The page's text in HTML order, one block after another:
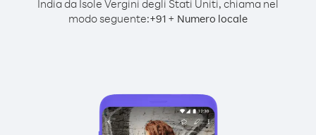
India da Isole Vergini degli Stati Uniti, chiama nel
modo seguente:+91 + Numero locale